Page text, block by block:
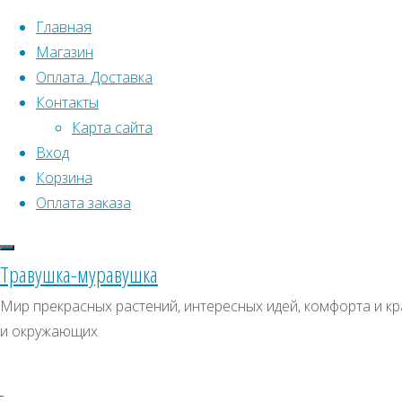
Перейти к содержимому
Главная
Магазин
Оплата. Доставка
Контакты
Карта сайта
Вход
Корзина
Оплата заказа
Травушка-муравушка
Мир прекрасных растений, интересных идей, комфорта и
и окружающих
Что искать:
Поиск
Кнаппа
(жёлтая)
Купить
Искать:
СКИДКИ, АКЦИИ
Категории магазина